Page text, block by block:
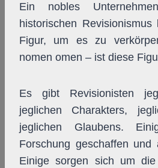
Ein nobles
historischen
Figur, um es zu
nomen omen – ist diese
Es gibt Revisionisten
jeglichen Charakters,
jeglichen Glaubens.
Forschung geschaffen und
Einige sorgen sich um